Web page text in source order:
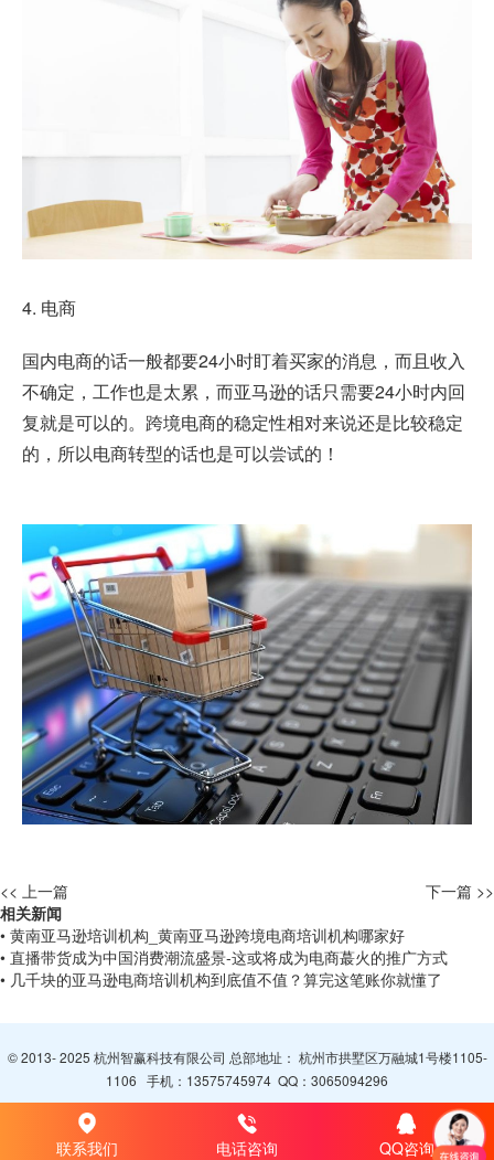
4. 电商
国内电商的话一般都要24小时盯着买家的消息，而且收入
不确定，工作也是太累，而亚马逊的话只需要24小时内回
复就是可以的。跨境电商的稳定性相对来说还是比较稳定
的，所以电商转型的话也是可以尝试的！
<< 上一篇
下一篇 >>
相关新闻
• 黄南亚马逊培训机构_黄南亚马逊跨境电商培训机构哪家好
• 直播带货成为中国消费潮流盛景-这或将成为电商蕞火的推广方式
• 几千块的亚马逊电商培训机构到底值不值？算完这笔账你就懂了
© 2013- 2025 杭州智赢科技有限公司 总部地址： 杭州市拱墅区万融城1号楼1105-
1106 手机： 13575745974 QQ： 3065094296
联系我们 电话咨询 QQ咨询